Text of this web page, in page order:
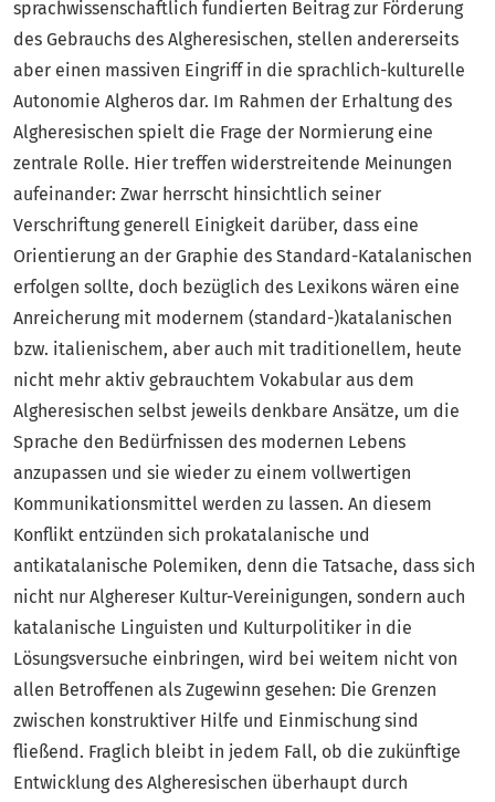
sprachwissenschaftlich fundierten Beitrag zur Förderung
des Gebrauchs des Algheresischen, stellen andererseits
aber einen massiven Eingriff in die sprachlich-kulturelle
Autonomie Algheros dar. Im Rahmen der Erhaltung des
Algheresischen spielt die Frage der Normierung eine
zentrale Rolle. Hier treffen widerstreitende Meinungen
aufeinander: Zwar herrscht hinsichtlich seiner
Verschriftung generell Einigkeit darüber, dass eine
Orientierung an der Graphie des Standard-Katalanischen
erfolgen sollte, doch bezüglich des Lexikons wären eine
Anreicherung mit modernem (standard-)katalanischen
bzw. italienischem, aber auch mit traditionellem, heute
nicht mehr aktiv gebrauchtem Vokabular aus dem
Algheresischen selbst jeweils denkbare Ansätze, um die
Sprache den Bedürfnissen des modernen Lebens
anzupassen und sie wieder zu einem vollwertigen
Kommunikationsmittel werden zu lassen. An diesem
Konflikt entzünden sich prokatalanische und
antikatalanische Polemiken, denn die Tatsache, dass sich
nicht nur Alghereser Kultur-Vereinigungen, sondern auch
katalanische Linguisten und Kulturpolitiker in die
Lösungsversuche einbringen, wird bei weitem nicht von
allen Betroffenen als Zugewinn gesehen: Die Grenzen
zwischen konstruktiver Hilfe und Einmischung sind
fließend. Fraglich bleibt in jedem Fall, ob die zukünftige
Entwicklung des Algheresischen überhaupt durch